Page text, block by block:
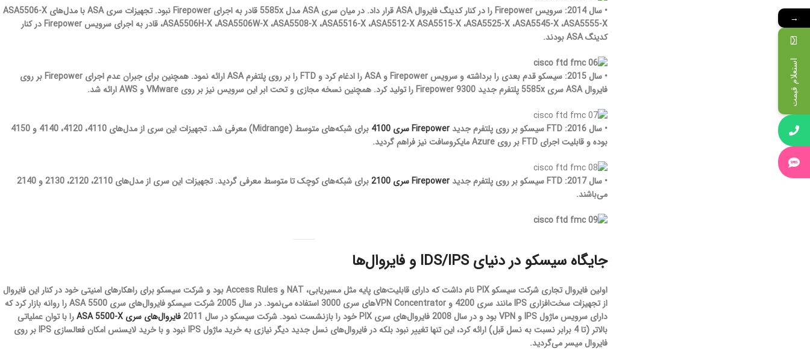
• سال 2014: سرویس Firepower را در کنار کدینگ فایروال ASA قرار داد. در میان سری ASA مدل 5585x قادر به اجرای Firepower نبود. تجهیزات سری ASA با مدل‌های
ASA5506-X
،ASA5506H-X ،ASA5506W-X ،ASA5508-X ،ASA5516-X ،ASA5512-X ASA5515-X ،ASA5525-X ،ASA5545-X ،ASA5555-X
قادر به اجرای سرویس Firepower در کنار
کدینگ ASA بودند.
• سال 2015:
سیسکو قدم بعدی را برداشته و سرویس Firepower و ASA را ادغام کرد و FTD را بر روی پلتفرم ASA ارائه نمود. همچنین برای جبران عدم اجرای Firepower بر روی
فایروال ASA سری 5585x پلتفرم جدید Firepower 9300 را تولید کرد. همچنین نسخه مجازی و تحت ابر این سرویس نیز بر روی VMware و AWS ارائه شد.
• سال 2016: Firepower سری 4100
برای شبکه‌های متوسط (Midrange) معرفی شد. تجهیزات این سری از مدل‌های 4110، 4120، 4140 و 4150
بوده و قابلیت اجرای FTD بر روی Azure مایکروسافت نیز فراهم گردید.
• سال 2017: Firepower سری 2100
برای شبکه‌های کوچک تا متوسط معرفی گردید. تجهیزات این سری از مدل‌های 2110، 2120، 2130 و 2140
می‌باشند.
جایگاه سیسکو در دنیای IDS/IPS و فایروال‌ها
اولین فایروال تجاری شرکت سیسکو PIX نام داشت که دارای قابلیت‌های پایه مثل مسیریابی، NAT و Access Rules بود و شرکت سیسکو برای راهکارهای امنیتی خود در کنار این فایروال
از تجهیزات سخت‌افزاری IPS مانند سری 4200 و VPN Concentratorهای سری 3000 استفاده می‌نمود. در سال 2005 شرکت سیسکو فایروال‌های سری ASA 5500 را روانه بازار کرد که
دارای سرویس ماژول IPS و VPN بود و در سال 2008 فایروال‌های سری PIX خود را بازنشست نمود. شرکت سیسکو در سال 2011
فایروال‌های سری ASA 5500-X
را با توان عملیاتی
بالاتر (تا 4 برابر نسبت به نسل قبل) ارائه کرد، این تنها تغییر نبود بلکه در فایروال‌های نسل جدید دیگر نیازی به خرید ماژول IPS نبود و با خرید لایسنس امکان فعالسازی IPS بر روی
فایروال میسر می‌گردید.
→
استعلام قیمت